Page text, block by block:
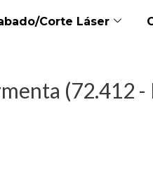
Corte Láser
(72.412 -